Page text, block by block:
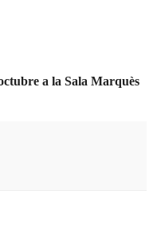
a la Sala Marquès